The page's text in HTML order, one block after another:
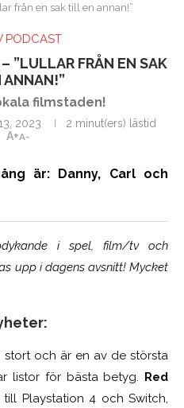
från en sak till en annan!”
PODCAST
”LULLAR FRÅN EN SAK
ANNAN!”
filmstaden!
2023
2 minut(ers) lästid
A+A-
är: Danny, Carl och
i spel, film/tv och
upp i dagens avsnitt! Mycket
stort och är en av de största
listor för bästa betyg. Red
till Playstation 4 och Switch,